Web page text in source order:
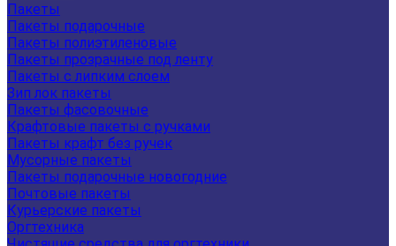
Пакеты
Пакеты подарочные
Пакеты полиэтиленовые
Пакеты прозрачные под ленту
Пакеты с липким слоем
Зип лок пакеты
Пакеты фасовочные
Крафтовые пакеты с ручками
Пакеты крафт без ручек
Мусорные пакеты
Пакеты подарочные новогодние
Почтовые пакеты
Курьерские пакеты
Оргтехника